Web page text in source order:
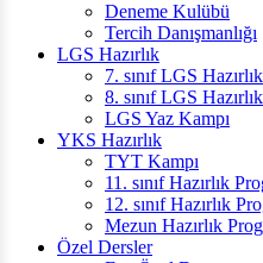
Deneme Kulübü
Tercih Danışmanlığı
LGS Hazırlık
7. sınıf LGS Hazırlık
8. sınıf LGS Hazırlık
LGS Yaz Kampı
YKS Hazırlık
TYT Kampı
11. sınıf Hazırlık
12. sınıf Hazırlık
Mezun Hazırlık
Özel Dersler